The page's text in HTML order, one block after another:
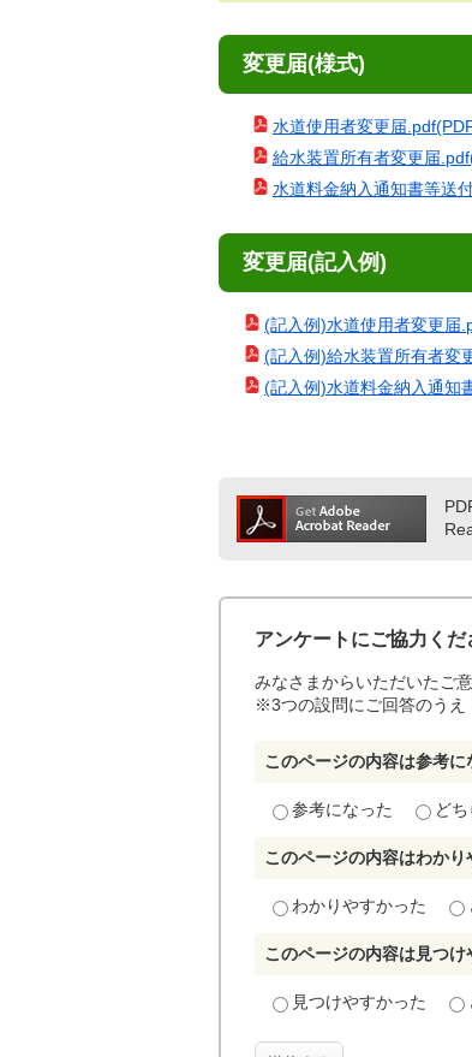
変更届(様式)
水道使用者変更届
給水装置所有者変更届
水道料金納入通知書等送
変更届(記入例)
(記入例)水道使用者変更届
(記入例)給水装置所有者変
(記入例)水道料金納入通知
アンケートにご協力くだ
みなさまからいただいたご
※3つの設問にご回答のうえ
このページの内容は参考に
参考になった ど
このページの内容はわか
わかりやすかった
このページの内容は見つ
見つけやすかった